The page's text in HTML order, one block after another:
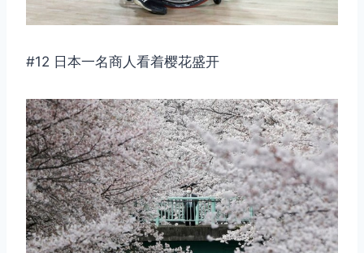
#12 日本一名商人看着樱花盛开